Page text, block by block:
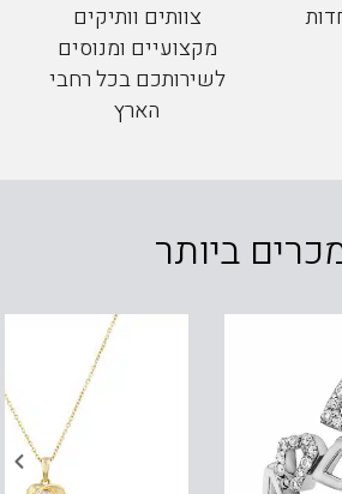
צוותים וותיקים
מקצועיים ומנוסים
לשירותכם בכל רחבי
הארץ
ביותר